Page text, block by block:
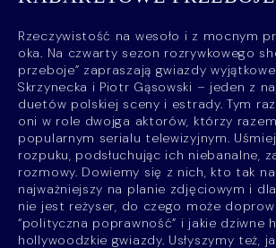
Rzeczywistość na wesoło i z mocnym
oka. Na czwarty sezon rozrywkowego
przeboje” zapraszają gwiazdy
Skrzynecka i Piotr Gąsowski – jeden z
duetów polskiej sceny i estrady. Tym
oni w role dwojga aktorów, którzy
popularnym serialu telewizyjnym.
rozpuku, podsłuchując ich niebanalne,
rozmowy. Dowiemy się z nich, kto tak
najważniejszy na planie zdjęciowym i
nie jest reżyser, do czego może
“polityczna poprawność” i jakie dziwne
hollywoodzkie gwiazdy. Usłyszymy też,